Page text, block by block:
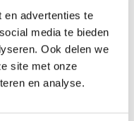
en advertenties te
media te bieden
Ook delen we
site met onze
en analyse.